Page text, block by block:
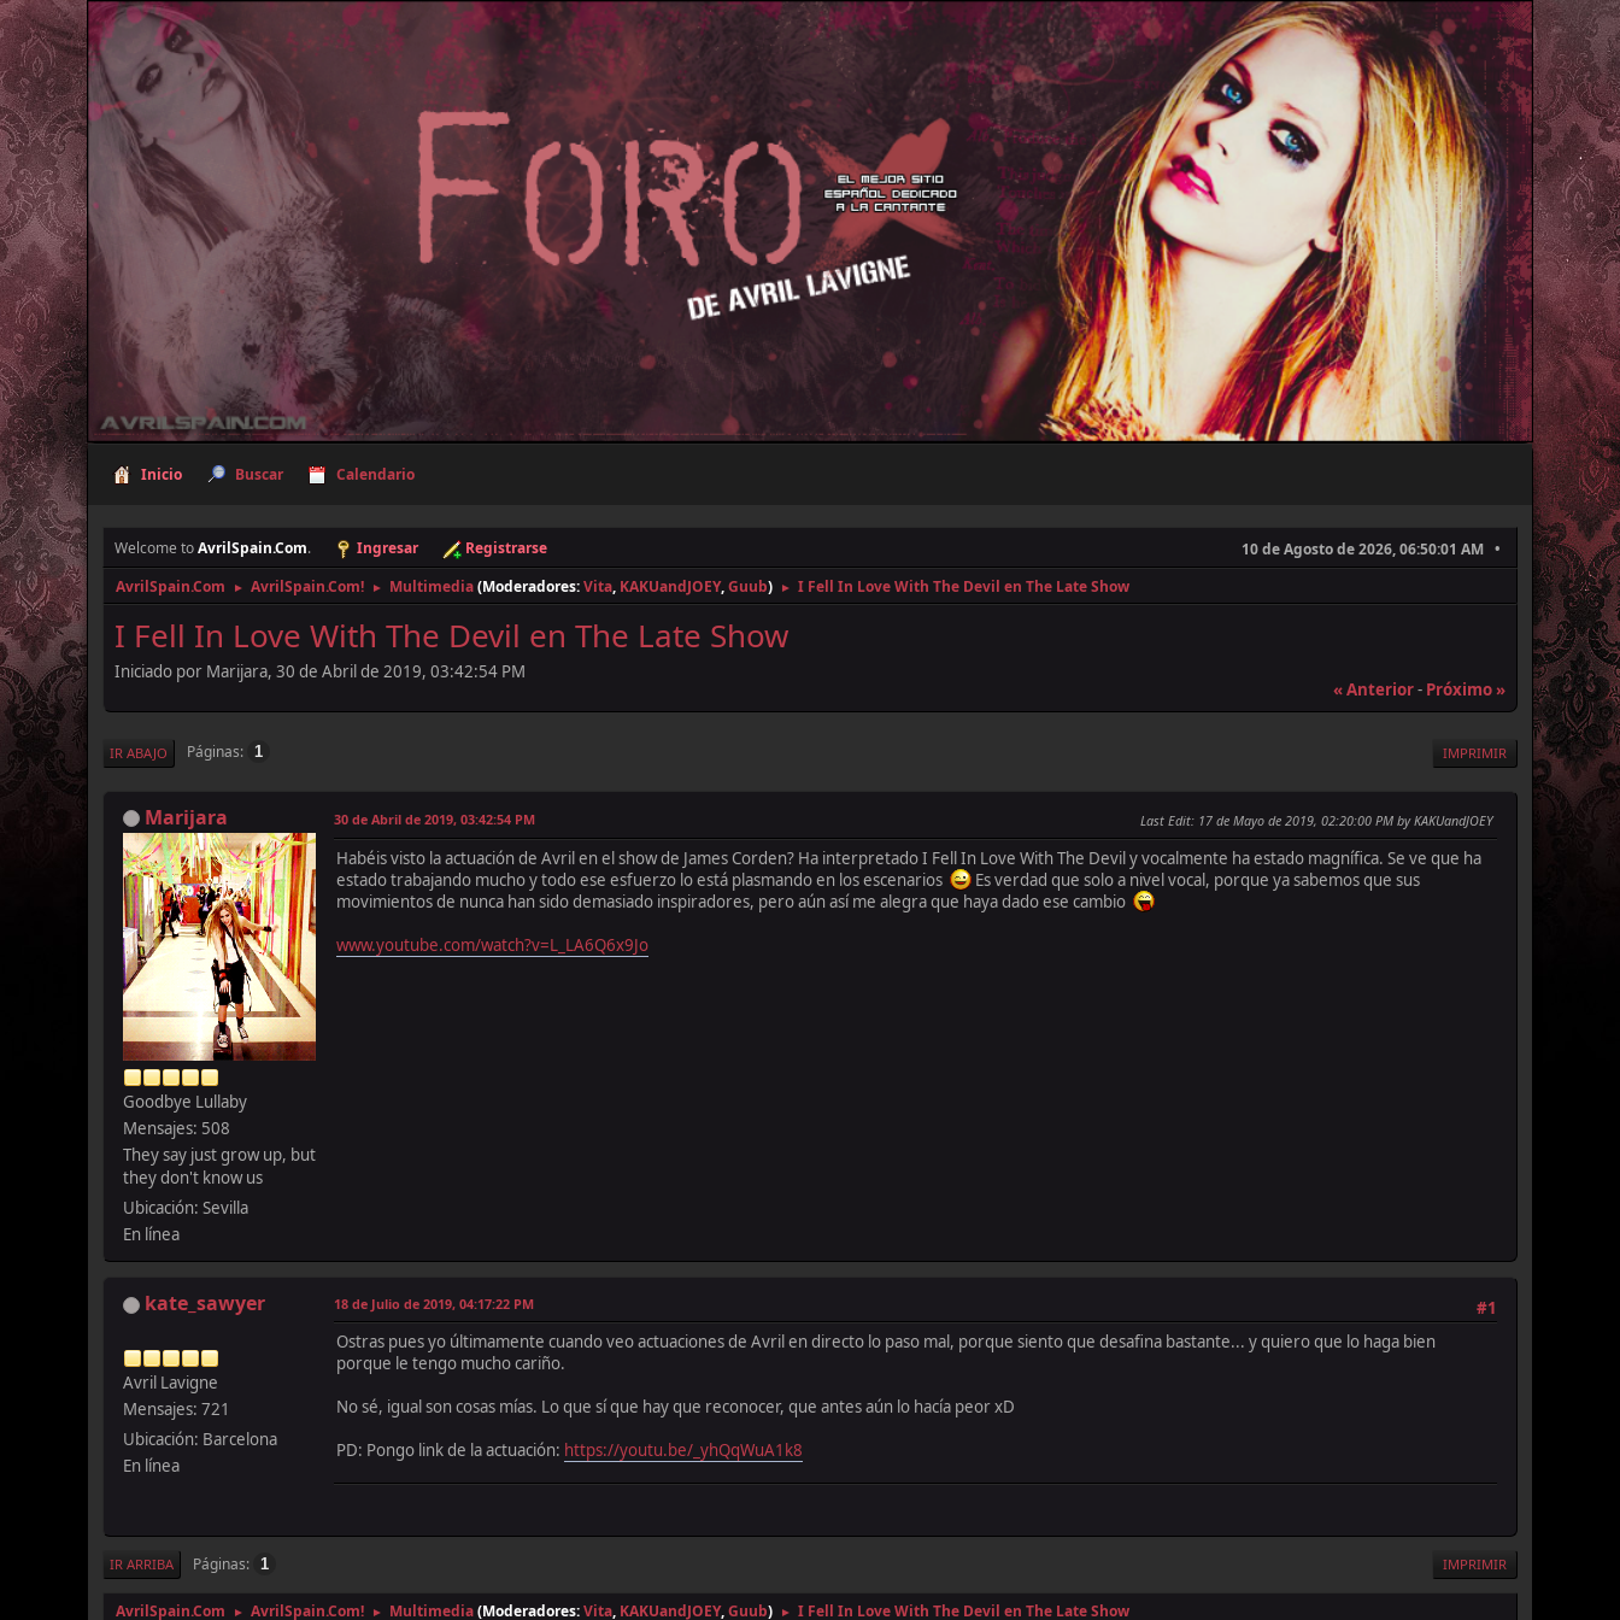
Inicio Buscar Calendario
Welcome toAvrilSpain.Com. Ingresar Registrarse
10 de Agosto de 2026, 06:50:01 AM
AvrilSpain.Com
► AvrilSpain.Com! ► Multimedia(Moderadores:Vita, KAKUandJOEY,Guub) ► I Fell In Love With The Devil en The Late Show
I Fell In Love With The Devil en The Late Show
Iniciado por Marijara, 30 de Abril de 2019, 03:42:54 PM
« Anterior- Próximo »
IMPRIMIR
IR ABAJO Páginas 1
Marijara
Goodbye Lullaby
Mensajes: 508
They say just grow up, but
they don't know us
Ubicación: Sevilla
En línea
30 de Abril de 2019, 03:42:54 PM Last Edit: 17 de Mayo de 2019, 02:20:00 PM by KAKUandJOEY
Habéis visto la actuación de Avril en el show de James Corden? Ha interpretado I Fell In Love With The Devil y vocalmente ha estado magnífica. Se ve que ha
estado trabajando mucho y todo ese esfuerzo lo está plasmando en los escenarios
Es verdad que solo a nivel vocal, porque ya sabemos que sus
movimientos de nunca han sido demasiado inspiradores, pero aún así me alegra que haya dado ese cambio
www.youtube.com/watch?v=L_LA6Q6x9Jo
kate_sawyer
Avril Lavigne
Mensajes: 721
Ubicación: Barcelona
En línea
#1
18 de Julio de 2019, 04:17:22 PM
Ostras pues yo últimamente cuando veo actuaciones de Avril en directo lo paso mal, porque siento que desafina bastante... y quiero que lo haga bien
porque le tengo mucho cariño.
No sé, igual son cosas mías. Lo que sí que hay que reconocer, que antes aún lo hacía peor xD
PD: Pongo link de la actuación: https://youtu.be/_yhQqWuA1k8
IMPRIMIR
IR ARRIBA Páginas 1
AvrilSpain.Com ► AvrilSpain.Com! ► Multimedia(Moderadores:Vita, KAKUandJOEY,Guub) ► I Fell In Love With The Devil en The Late Show